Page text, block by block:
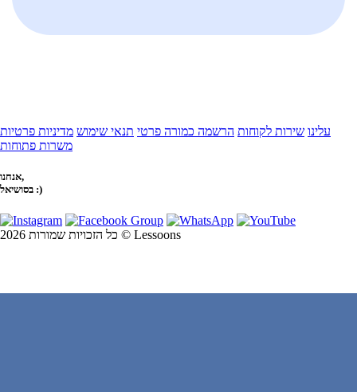
עלינו שירות לקוחות הרשמה כמורה פרטי תנאי שימוש מדיניות פרטיות
משרות פתוחות
אנחנו,
בסושיאל :)
כל הזכויות שמורות 2026 © Lessoons